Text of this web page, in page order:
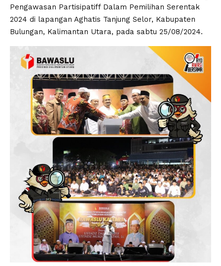
Pengawasan Partisipatiff Dalam Pemilihan Serentak
2024 di lapangan Aghatis Tanjung Selor, Kabupaten
Bulungan, Kalimantan Utara, pada sabtu 25/08/2024.